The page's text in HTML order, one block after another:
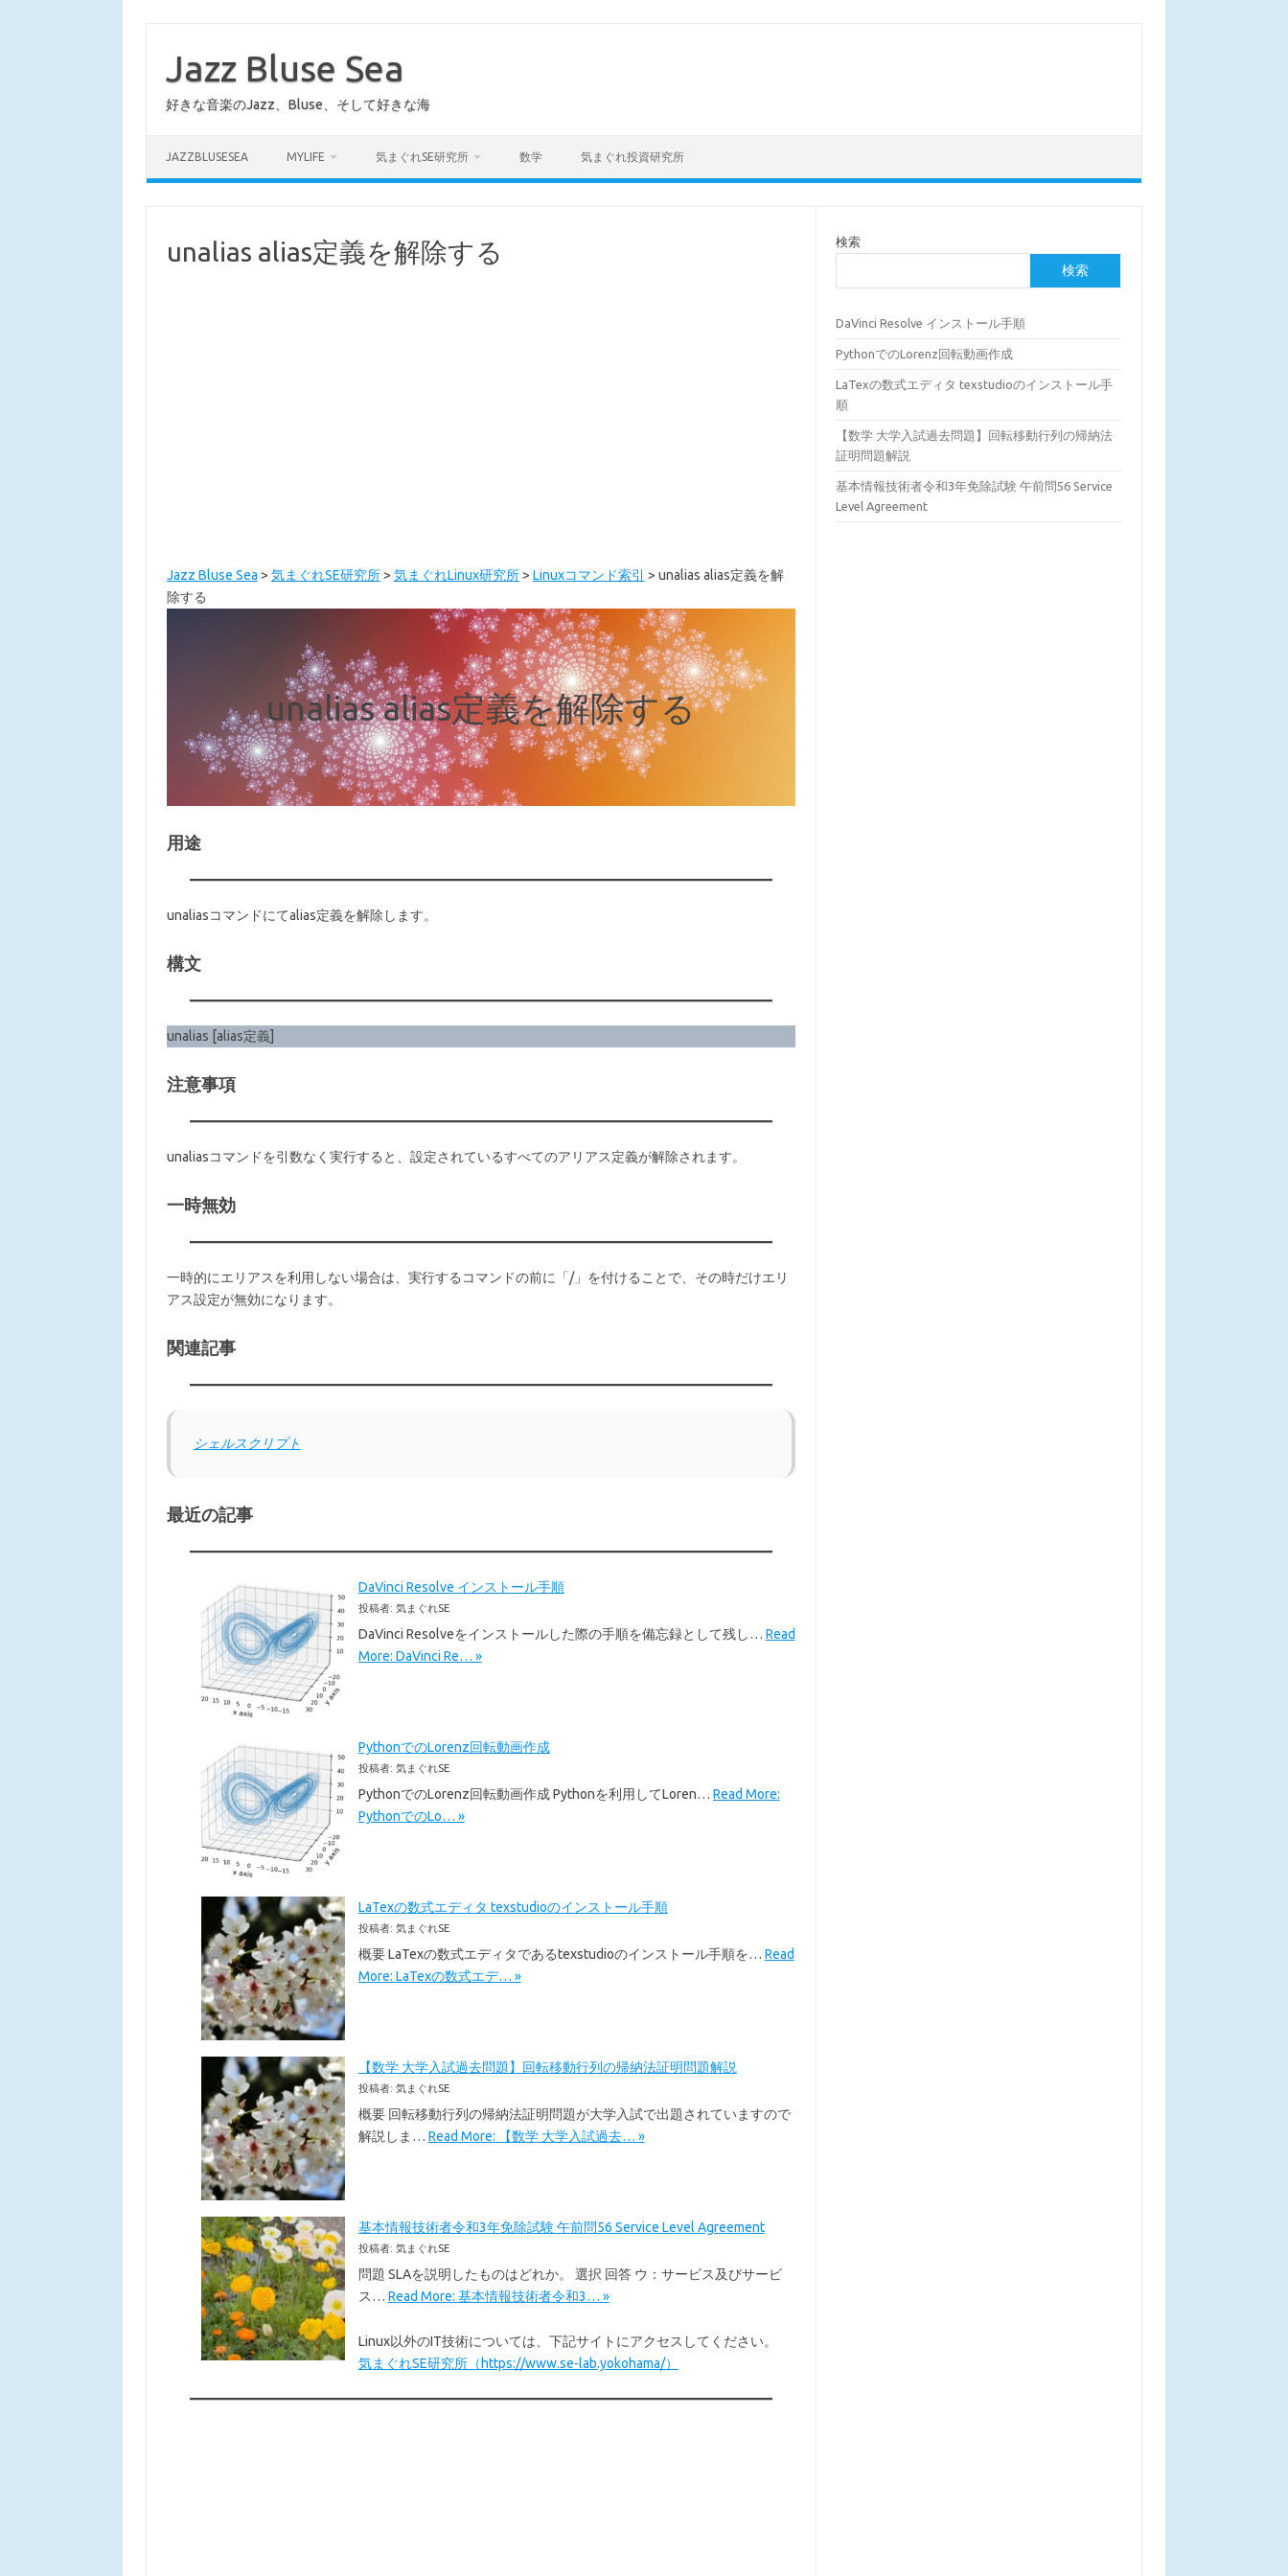
Jazz Bluse Sea
好きな音楽のJazz、Bluse、そして好きな海
JAZZBLUSESEA MYLIFE 気まぐれSE研究所 数学 気まぐれ投資研究所
unalias alias定義を解除する
Jazz Bluse Sea > 気まぐれSE研究所> 気まぐれLinux研究所> Linuxコマンド索引 > unalias alias定義を解
除する
unalias alias定義を解除する
用途
unaliasコマンドにてalias定義を解除します。
構文
unalias [alias定義]
注意事項
unaliasコマンドを引数なく実行すると、設定されているすべてのアリアス定義が解除されます。
一時無効
一時的にエリアスを利用しない場合は、実行するコマンドの前に「/」を付けることで、その時だけエリ
アス設定が無効になります。
関連記事
シェルスクリプト
最近の記事
DaVinci Resolve インストール手順
投稿者: 気まぐれSE
DaVinci Resolveをインストールした際の手順を備忘録として残し… Read
More: DaVinci Re… »
PythonでのLorenz回転動画作成
投稿者: 気まぐれSE
PythonでのLorenz回転動画作成 Pythonを利用してLoren… Read More:
PythonでのLo… »
LaTexの数式エディタ texstudioのインストール手順
投稿者: 気まぐれSE
概要 LaTexの数式エディタであるtexstudioのインストール手順を… Read
More: LaTexの数式エデ… »
【数学 大学入試過去問題】回転移動行列の帰納法証明問題解説
投稿者: 気まぐれSE
概要 回転移動行列の帰納法証明問題が大学入試で出題されていますので
解説しま… Read More: 【数学 大学入試過去… »
基本情報技術者令和3年免除試験 午前問56 Service Level Agreement
投稿者: 気まぐれSE
問題 SLAを説明したものはどれか。 選択 回答 ウ：サービス及びサービ
ス… Read More: 基本情報技術者令和3… »
Linux以外のIT技術については、下記サイトにアクセスしてください。
気まぐれSE研究所（https://www.se-lab.yokohama/）
検索
検索
DaVinci Resolve インストール手順
PythonでのLorenz回転動画作成
LaTexの数式エディタ texstudioのインストール手
順
【数学 大学入試過去問題】回転移動行列の帰納法
証明問題解説
基本情報技術者令和3年免除試験 午前問56 Service
Level Agreement